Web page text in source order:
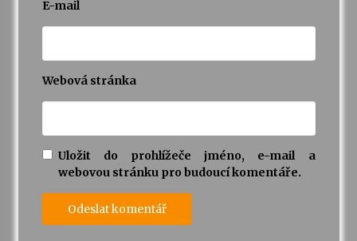
E-mail
Webová stránka
Uložit do prohlížeče jméno, e-mail a
webovou stránku pro budoucí komentáře.